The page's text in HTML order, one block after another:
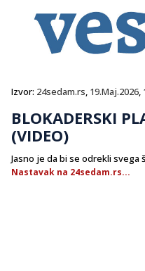
Izvor: 24sedam.rs, 19.Maj.2026,
BLOKADERSKI
(VIDEO)
Jasno je da bi se odrekli svega
Nastavak na 24sedam.rs...